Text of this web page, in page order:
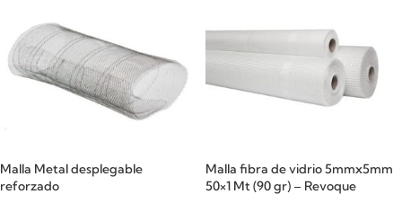
Malla Metal desplegable
reforzado
Malla fibra de vidrio 5mmx5mm
50×1 Mt (90 gr) – Revoque